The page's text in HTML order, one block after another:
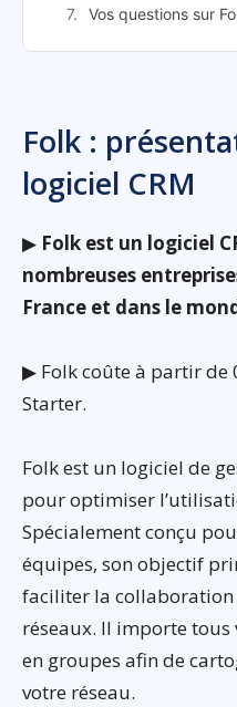
Vos questions sur
Folk :
logiciel CRM
▶ Folk est un logiciel
nombreuses
France et dans le
▶ Folk coûte à partir de
Starter.
Folk est un logiciel de
pour optimiser
Spécialement conçu
équipes, son objectif
faciliter la collaboration
réseaux. Il importe tous
en groupes afin de
votre réseau.